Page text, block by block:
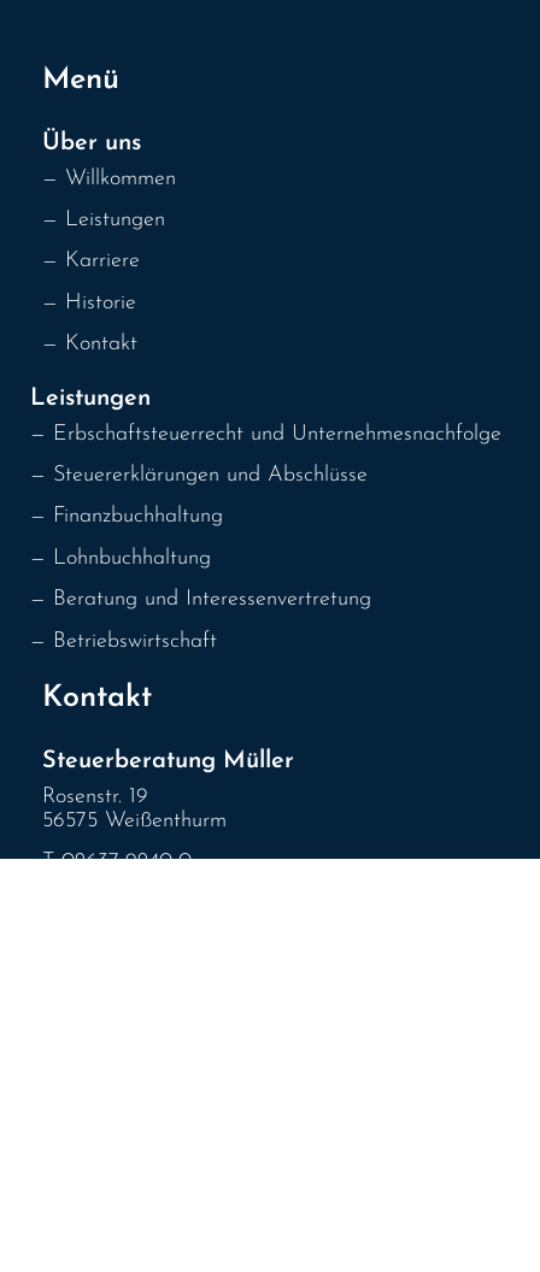
Menü
Über uns
— Willkommen
— Leistungen
— Karriere
— Historie
— Kontakt
Leistungen
— Erbschaft­steuerrecht und Unternehmesnachfolge
— Steuererklärungen und Abschlüsse
— Finanzbuchhaltung
— Lohnbuchhaltung
— Beratung und Interessenvertretung
— Betriebswirtschaft
Kontakt
Steuerberatung Müller
Rosenstr. 19
56575 Weißenthurm
T02637-9240-0